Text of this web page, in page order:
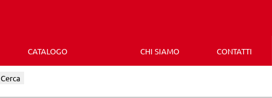
CATALOGO CHI SIAMO CONTATTI
Cerca